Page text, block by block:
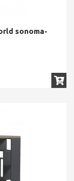
sonoma-